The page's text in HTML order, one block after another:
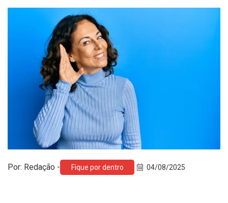
Por: Redação - Fique por dentro 04/08/2025